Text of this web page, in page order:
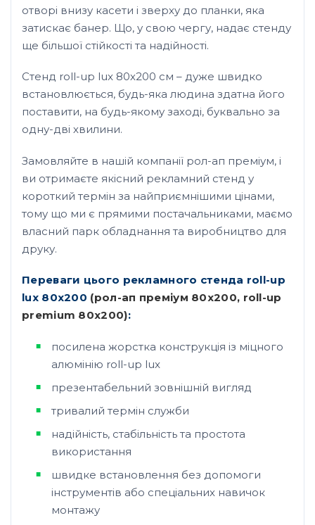
отворі внизу касети і зверху до планки, яка
затискає банер. Що, у свою чергу, надає стенду
ще більшої стійкості та надійності.
Стенд roll-up lux 80х200 см – дуже швидко
встановлюється, будь-яка людина здатна його
поставити, на будь-якому заході, буквально за
одну-дві хвилини.
Замовляйте в нашій компанії рол-ап преміум, і
ви отримаєте якісний рекламний стенд у
короткий термін за найприємнішими цінами,
тому що ми є прямими постачальниками, маємо
власний парк обладнання та виробництво для
друку.
Переваги цього рекламного стенда roll-up
lux 80х200 (рол-ап преміум 80х200, roll-up
premium 80х200):
посилена жорстка конструкція із міцного
алюмінію roll-up lux
презентабельний зовнішній вигляд
тривалий термін служби
надійність, стабільність та простота
використання
швидке встановлення без допомоги
інструментів або спеціальних навичок
монтажу